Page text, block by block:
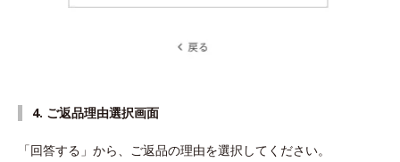
4. ご返品理由選択画面
「回答する」から、ご返品の理由を選択してください。